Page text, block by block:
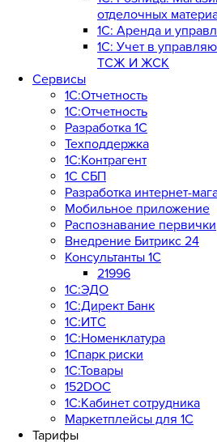
отделочных
1С: Аренда и
1C: Учет в
ТСЖ И ЖСК
Сервисы
1С:Отчетность
1С:Отчетность
Разработка 1С
Техподдержка
1С:Контрагент
1С СБП
Разработка интернет-
Мобильное приложение
Распознавание первички
Внедрение Битрикс 24
Консультанты 1С
21996
1С:ЭДО
1С:Директ Банк
1С:ИТС
1С:Номенклатура
1Спарк риски
1С:Товары
152DOC
1С:Кабинет сотрудника
Маркетплейсы для 1С
Тарифы